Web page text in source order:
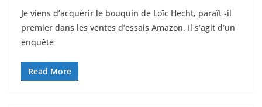
Je viens d’acquérir le bouquin de Loīc Hecht, paraît -il
premier dans les ventes d’essais Amazon. Il s’agit d’un
enquête
Read More